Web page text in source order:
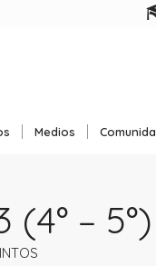
Medios
(4° –